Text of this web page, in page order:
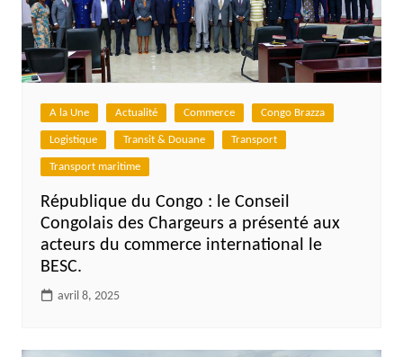
A la Une Actualité Commerce Congo Brazza
Logistique Transit & Douane Transport
Transport maritime
République du Congo : le Conseil
Congolais des Chargeurs a présenté aux
acteurs du commerce international le
BESC.
avril 8, 2025